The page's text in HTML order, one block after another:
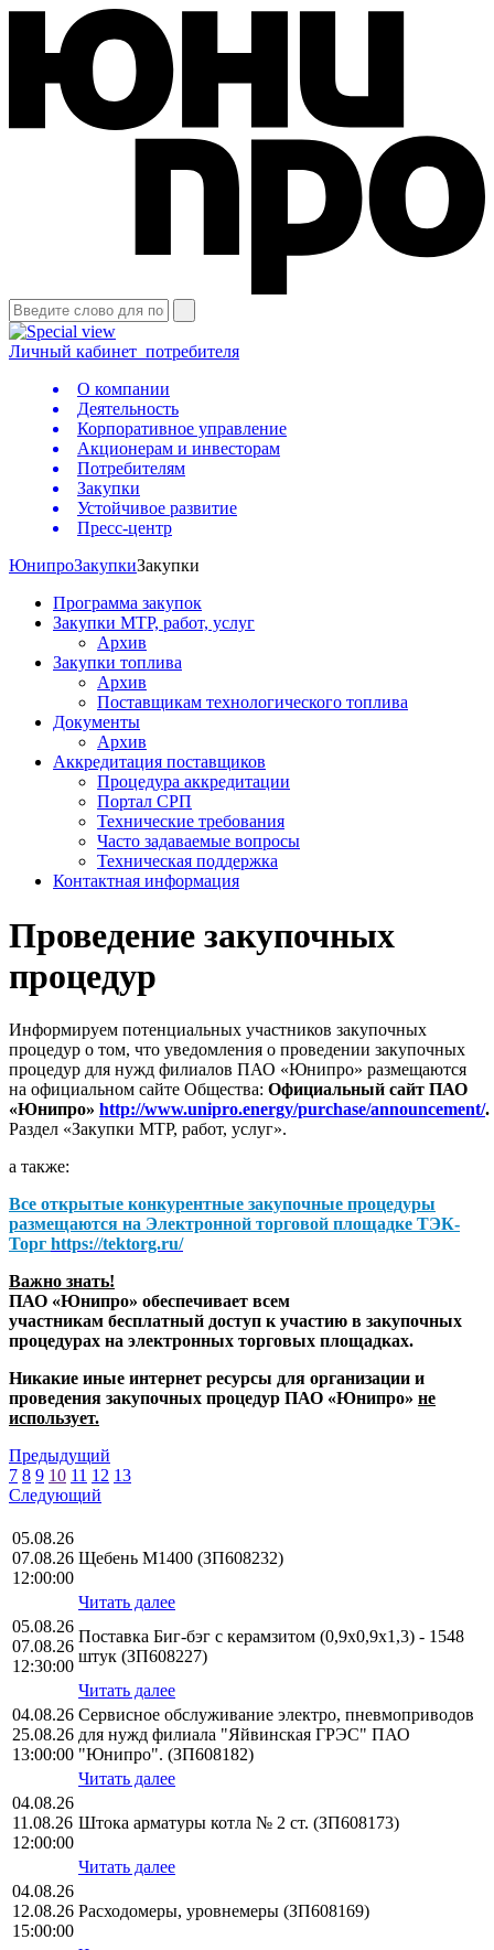
Личный кабинет потребителя
О компании
Деятельность
Корпоративное управление
Акционерам и инвесторам
Потребителям
Закупки
Устойчивое развитие
Пресс-центр
ЮнипроЗакупкиЗакупки
Программа закупок
Закупки МТР, работ, услуг
Архив
Закупки топлива
Архив
Поставщикам технологического топлива
Документы
Архив
Аккредитация поставщиков
Процедура аккредитации
Портал СРП
Технические требования
Часто задаваемые вопросы
Техническая поддержка
Контактная информация
Проведение закупочных
процедур
Информируем потенциальных участников закупочных
процедур о том, что уведомления о проведении закупочных
процедур для нужд филиалов ПАО «Юнипро» размещаются
на официальном сайте Общества: Официальный сайт ПАО
«Юнипро» http://www.unipro.energy/purchase/announcement/.
Раздел «Закупки МТР, работ, услуг».
а также:
Все открытые конкурентные закупочные процедуры
размещаются на Электронной торговой площадке ТЭК-
Торг https://tektorg.ru/
Важно знать!
ПАО «Юнипро» обеспечивает всем
участникам бесплатный доступ к участию в закупочных
процедурах на электронных торговых площадках.
Никакие иные интернет ресурсы для организации и
проведения закупочных процедур ПАО «Юнипро» не
использует.
Предыдущий
7 8 9 10 11 12 13
Следующий
05.08.26
07.08.26
12:00:00
Щебень М1400 (ЗП608232)
Читать далее
05.08.26
07.08.26
12:30:00
Поставка Биг-бэг с керамзитом (0,9х0,9х1,3) - 1548
штук (ЗП608227)
Читать далее
04.08.26
25.08.26
13:00:00
Сервисное обслуживание электро, пневмоприводов
для нужд филиала "Яйвинская ГРЭС" ПАО
"Юнипро". (ЗП608182)
Читать далее
04.08.26
11.08.26
12:00:00
Штока арматуры котла № 2 ст. (ЗП608173)
Читать далее
04.08.26
12.08.26
15:00:00
Расходомеры, уровнемеры (ЗП608169)